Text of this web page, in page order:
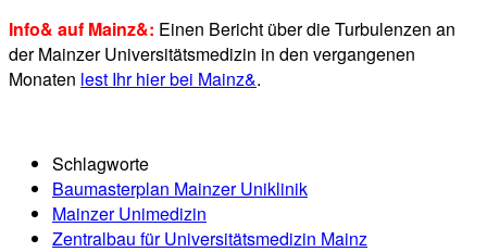
Info& auf Mainz&: Einen Bericht über die Turbulenzen an
der Mainzer Universitätsmedizin in den vergangenen
Monaten lest Ihr hier bei Mainz&.
Schlagworte
Baumasterplan Mainzer Uniklinik
Mainzer Unimedizin
Zentralbau für Universitätsmedizin Mainz